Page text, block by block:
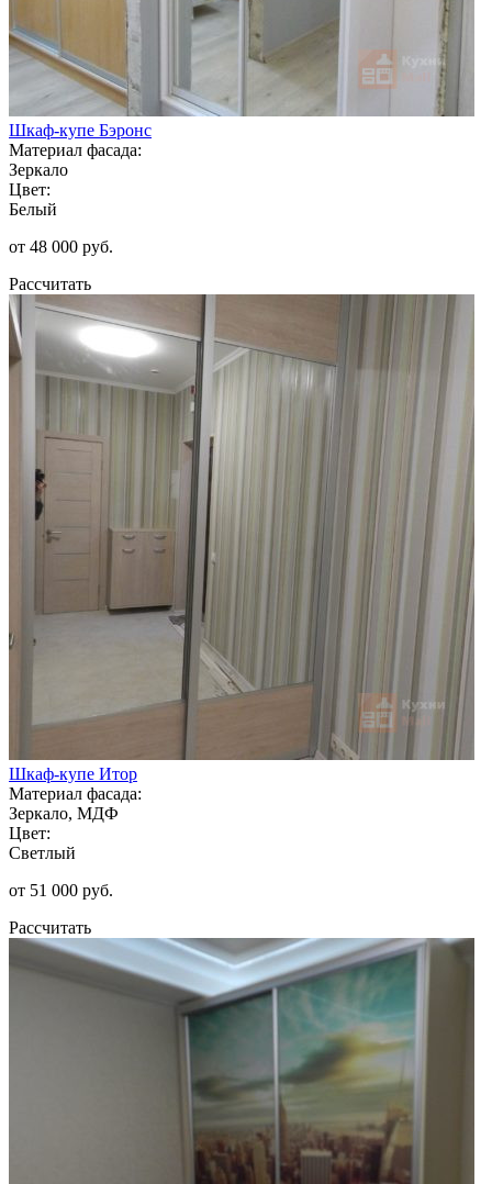
Шкаф-купе Бэронс
Материал фасада:
Зеркало
Цвет:
Белый
от 48 000 руб.
Рассчитать
Шкаф-купе Итор
Материал фасада:
Зеркало, МДФ
Цвет:
Светлый
от 51 000 руб.
Рассчитать